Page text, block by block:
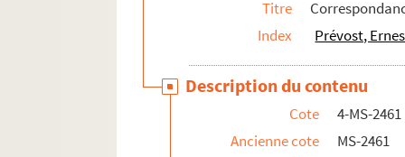
Titre
Index
Prévost,
Description du contenu
Cote
4-MS-2461
Ancienne cote
MS-2461